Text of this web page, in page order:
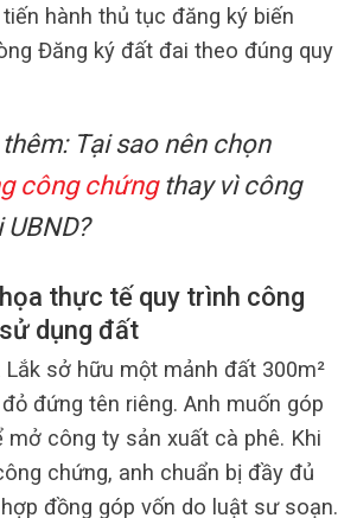
hành thủ tục đăng ký biến
Đăng ký đất đai theo đúng quy
Tại sao nên chọn
công chứngthay vì công
thực tế quy trình công
dụng đất
sở hữu một mảnh đất 300m²
đứng tên riêng. Anh muốn góp
mở công ty sản xuất cà phê. Khi
chứng, anh chuẩn bị đầy đủ
đồng góp vốn do luật sư soạn.